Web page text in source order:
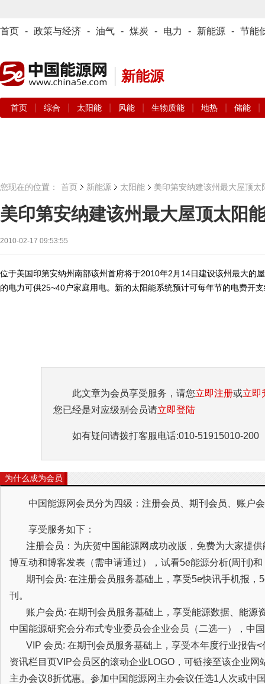
首页 - 政策与经济 - 油气 - 煤炭 - 电力 - 新能源 - 节能
新能源
首页 综合 太阳能 风能 生物质能 地热 储能
您现在的位置： 首页 新能源 太阳能 美印第安纳建该州最大屋顶太
美印第安纳建该州最大屋顶太阳
2010-02-17 09:53:55
位于美国印第安纳州南部该州首府将于2010年2月14日建设该州最大的
的电力可供25~40户家庭用电。新的太阳能系统预计可每年节的电费开
此文章为会员享受服务，请您立即注册或立即
您已经是对应级别会员请立即登陆
如有疑问请拨打客服电话:010-51915010-200
为什么成为会员
中国能源网会员分为四级：注册会员、期刊会员、账户
享受服务如下：
注册会员：为庆贺中国能源网成功改版，免费为大家提供
博互动和博客发表（需申请通过），试看5e能源分析(周刊)
期刊会员: 在注册会员服务基础上，享受5e快讯手机报，
刊。
账户会员: 在期刊会员服务基础上，享受能源数据、能源
中国能源研究会分布式专业委员会企业会员（二选一），中
VIP 会员: 在期刊会员服务基础上，享受本年度行业报告<
资讯栏目页VIP会员区的滚动企业LOGO，可链接至该企业
主办会议8折优惠。参加中国能源网主办会议任选1人次或中